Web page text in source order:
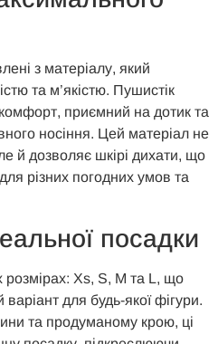
з матеріалу, який
та м’якістю. Пушистік
приємний на дотик та
носіння. Цей матеріал не
й дозволяє шкірі дихати, що
різних погодних умов та
посадки
розмірах: Xs, S, M та L, що
для будь-якої фігури.
та продуманому крою, ці